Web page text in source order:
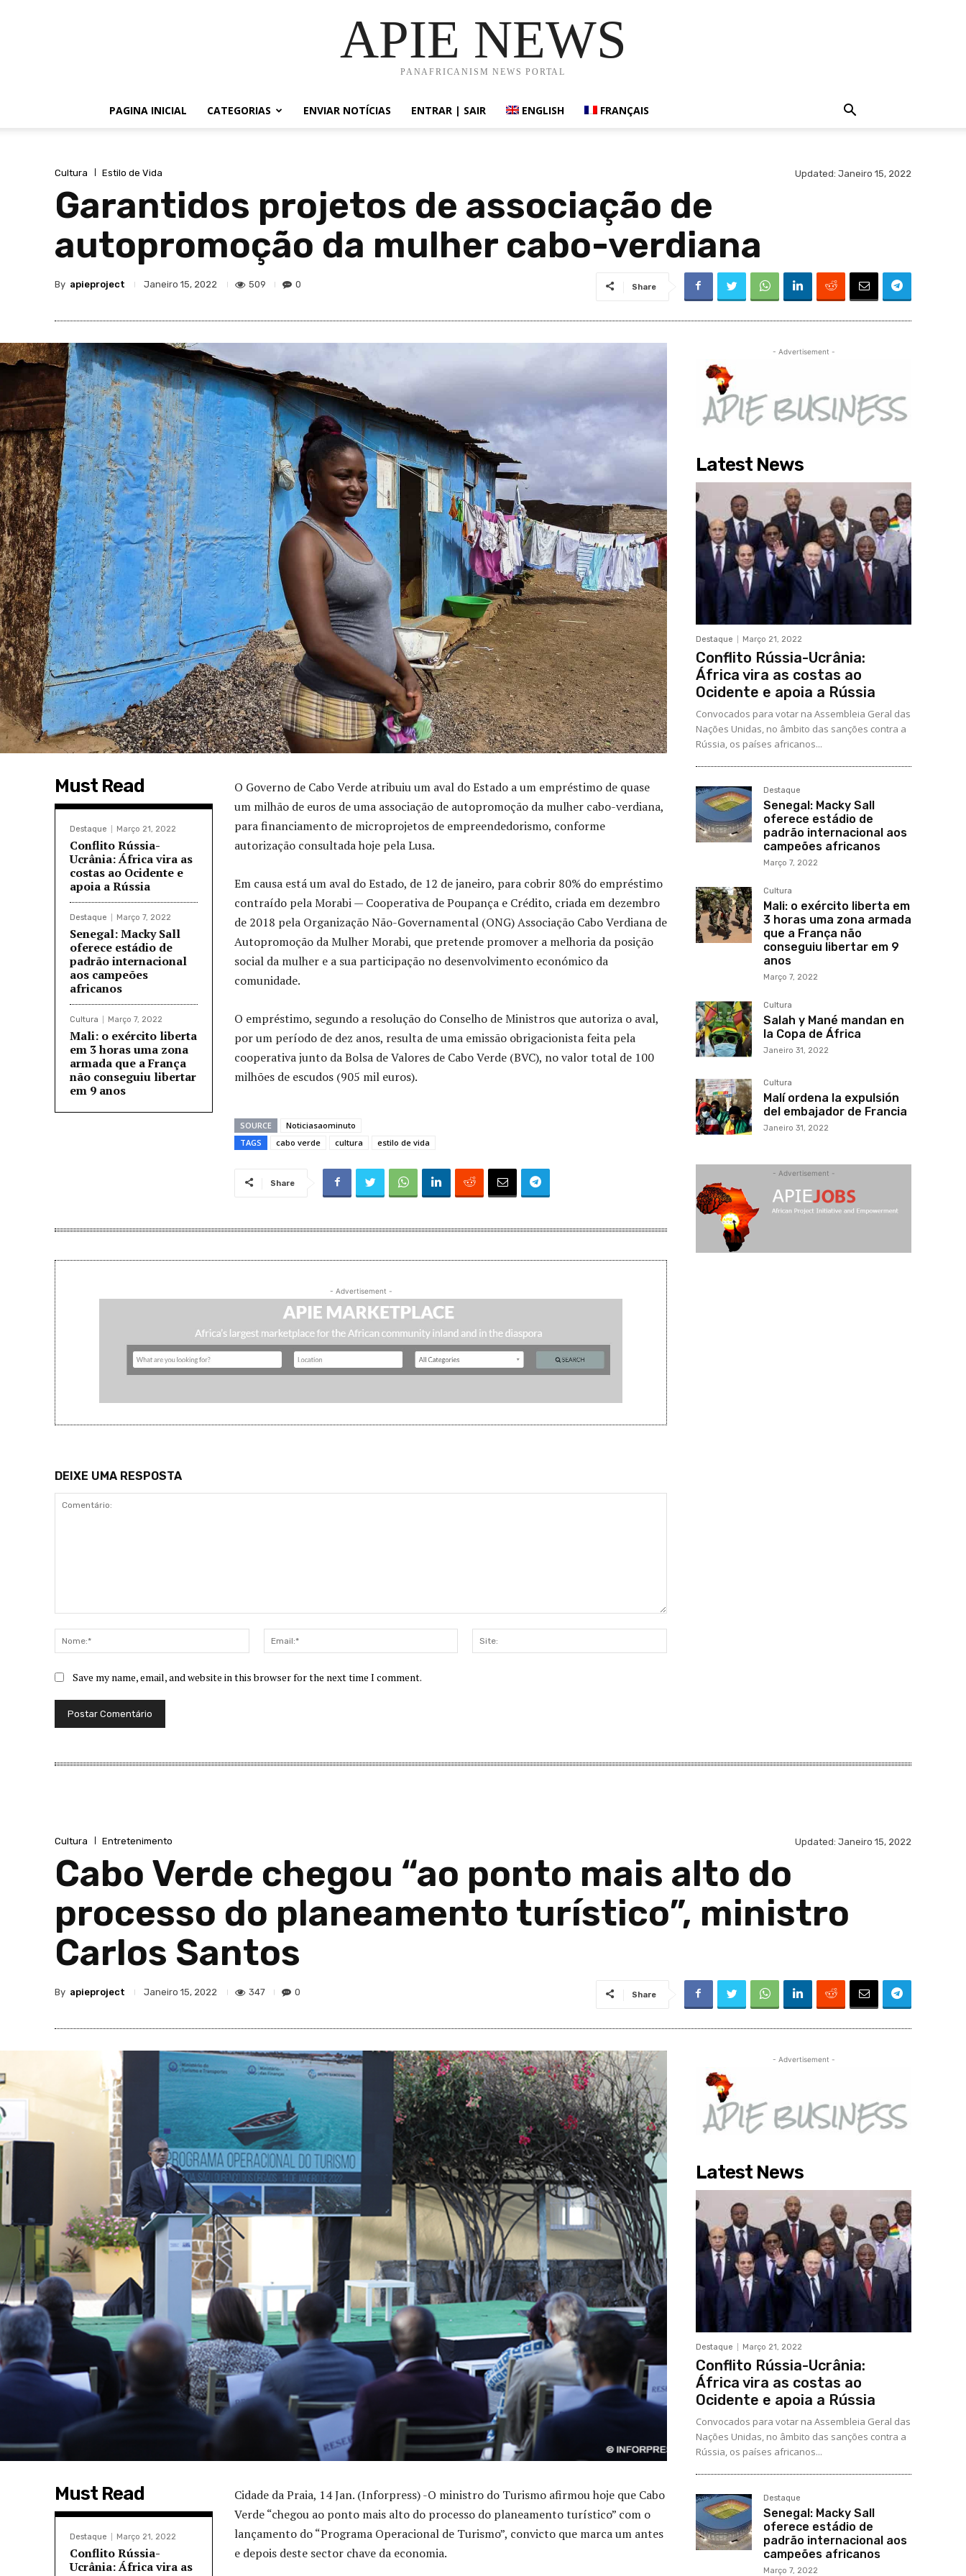
APIE NEWS
PANAFRICANISM NEWS PORTAL
PAGINA INICIAL CATEGORIAS ENVIAR NOTÍCIAS ENTRAR | SAIR ENGLISH FRANÇAIS
Cultura Estilo de Vida Updated: Janeiro 15, 2022
Garantidos projetos de associação de
autopromoção da mulher cabo-verdiana
By apieproject Janeiro 15, 2022 509 0 Share
Must Read
Destaque Março 21, 2022
Conflito Rússia-
Ucrânia: África vira as
costas ao Ocidente e
apoia a Rússia
Destaque Março 7, 2022
Senegal: Macky Sall
oferece estádio de
padrão internacional
aos campeões
africanos
Cultura Março 7, 2022
Mali: o exército liberta
em 3 horas uma zona
armada que a França
não conseguiu libertar
em 9 anos
O Governo de Cabo Verde atribuiu um aval do Estado a um empréstimo de quase
um milhão de euros de uma associação de autopromoção da mulher cabo-verdiana,
para financiamento de microprojetos de empreendedorismo, conforme
autorização consultada hoje pela Lusa.
Em causa está um aval do Estado, de 12 de janeiro, para cobrir 80% do empréstimo
contraído pela Morabi — Cooperativa de Poupança e Crédito, criada em dezembro
de 2018 pela Organização Não-Governamental (ONG) Associação Cabo Verdiana de
Autopromoção da Mulher Morabi, que pretende promover a melhoria da posição
social da mulher e a sua participação no desenvolvimento económico da
comunidade.
O empréstimo, segundo a resolução do Conselho de Ministros que autoriza o aval,
por um período de dez anos, resulta de uma emissão obrigacionista feita pela
cooperativa junto da Bolsa de Valores de Cabo Verde (BVC), no valor total de 100
milhões de escudos (905 mil euros).
SOURCE
Noticiasaominuto
TAGS
cabo verde cultura estilo de vida
Share
- Advertisement -
DEIXE UMA RESPOSTA
Nome:*
Email:*
Save my name, email, and website in this browser for the next time I comment.
- Advertisement -
Latest News
Destaque Março 21, 2022
Conflito Rússia-Ucrânia:
África vira as costas ao
Ocidente e apoia a Rússia
Convocados para votar na Assembleia Geral das
Nações Unidas, no âmbito das sanções contra a
Rússia, os países africanos...
Destaque
Senegal: Macky Sall
oferece estádio de
padrão internacional aos
campeões africanos
Março 7, 2022
Cultura
Mali: o exército liberta em
3 horas uma zona armada
que a França não
conseguiu libertar em 9
anos
Março 7, 2022
Cultura
Salah y Mané mandan en
la Copa de África
Janeiro 31, 2022
Cultura
Malí ordena la expulsión
del embajador de Francia
Janeiro 31, 2022
- Advertisement -